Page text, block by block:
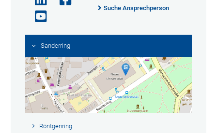
Suche Ansprechperson
Sanderring
Röntgenring